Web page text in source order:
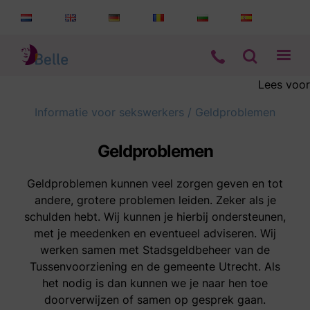
Lees voor
Wie zijn wij
Contact
Informatie voor sekswerkers / Geldproblemen
Geldproblemen
Geldproblemen kunnen veel zorgen geven en tot
andere, grotere problemen leiden. Zeker als je
schulden hebt. Wij kunnen je hierbij ondersteunen,
met je meedenken en eventueel adviseren. Wij
werken samen met Stadsgeldbeheer van de
Tussenvoorziening en de gemeente Utrecht. Als
het nodig is dan kunnen we je naar hen toe
doorverwijzen of samen op gesprek gaan.